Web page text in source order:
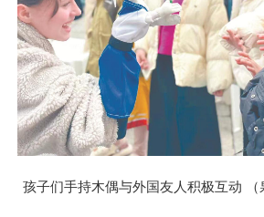
孩子们手持木偶与外国友人积极互动 （